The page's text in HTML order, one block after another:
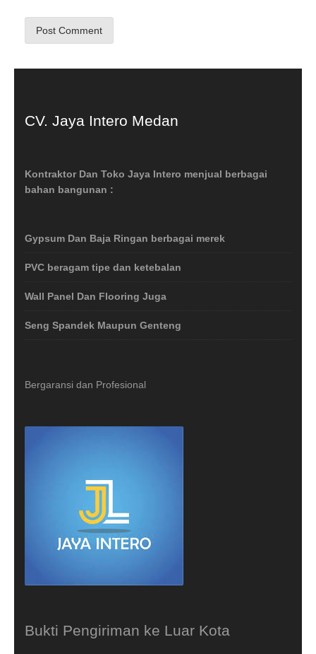
CV. Jaya Intero Medan
Kontraktor Dan Toko Jaya Intero menjual berbagai
bahan bangunan :
Gypsum Dan Baja Ringan berbagai merek
PVC beragam tipe dan ketebalan
Wall Panel Dan Flooring Juga
Seng Spandek Maupun Genteng
Bergaransi dan Profesional
Bukti Pengiriman ke Luar Kota